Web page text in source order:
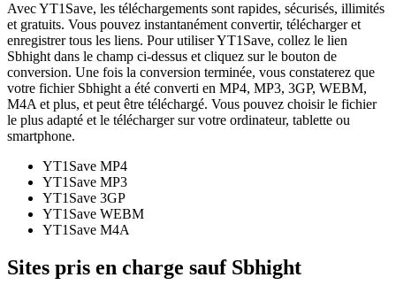
Avec YT1Save, les téléchargements sont rapides, sécurisés, illimités
et gratuits. Vous pouvez instantanément convertir, télécharger et
enregistrer tous les liens. Pour utiliser YT1Save, collez le lien
Sbhight dans le champ ci-dessus et cliquez sur le bouton de
conversion. Une fois la conversion terminée, vous constaterez que
votre fichier Sbhight a été converti en MP4, MP3, 3GP, WEBM,
M4A et plus, et peut être téléchargé. Vous pouvez choisir le fichier
le plus adapté et le télécharger sur votre ordinateur, tablette ou
smartphone.
YT1Save MP4
YT1Save MP3
YT1Save 3GP
YT1Save WEBM
YT1Save M4A
Sites pris en charge sauf Sbhight